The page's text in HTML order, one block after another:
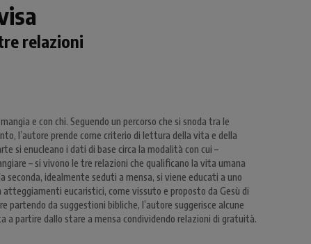
relazioni
e con chi. Seguendo un percorso che si snoda tra le
l’autore prende come criterio di lettura della vita e della
si enucleano i dati di base circa la modalità con cui –
– si vivono le tre relazioni che qualificano la vita umana
seconda, idealmente seduti a mensa, si viene educati a uno
eucaristici, come vissuto e proposto da Gesù di
partendo da suggestioni bibliche, l’autore suggerisce alcune
a partire dallo stare a mensa condividendo relazioni di gratuità.